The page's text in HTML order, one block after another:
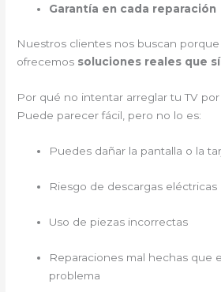
Garantía en cada reparación
Nuestros clientes nos buscan
ofrecemos soluciones reales que
Por qué no intentar arreglar tu TV
Puede parecer fácil, pero no lo es:
Puedes dañar la pantalla o la
Riesgo de descargas eléctricas
Uso de piezas incorrectas
Reparaciones mal hechas que
problema